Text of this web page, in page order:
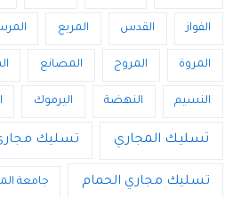
الفواز القدس المربع
المروة المروج المصانع
النسيم النهضة اليرموك
تسليك المجاري تسليك
تسليك مجاري الحمام جامعة